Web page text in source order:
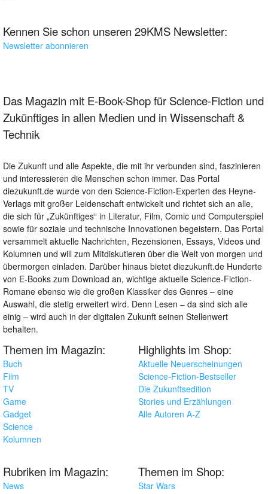
Kennen Sie schon unseren 29KMS Newsletter:
Newsletter abonnieren
Das Magazin mit E-Book-Shop für Science-Fiction und
Zukünftiges in allen Medien und in Wissenschaft &
Technik
Die Zukunft und alle Aspekte, die mit ihr verbunden sind, faszinieren
und interessieren die Menschen schon immer. Das Portal
diezukunft.de wurde von den Science-Fiction-Experten des Heyne-
Verlags mit großer Leidenschaft entwickelt und richtet sich an alle,
die sich für „Zukünftiges“ in Literatur, Film, Comic und Computerspiel
sowie für soziale und technische Innovationen begeistern. Das Portal
versammelt aktuelle Nachrichten, Rezensionen, Essays, Videos und
Kolumnen und will zum Mitdiskutieren über die Welt von morgen und
übermorgen einladen. Darüber hinaus bietet diezukunft.de Hunderte
von E-Books zum Download an, wichtige aktuelle Science-Fiction-
Romane ebenso wie die großen Klassiker des Genres – eine
Auswahl, die stetig erweitert wird. Denn Lesen – da sind sich alle
einig – wird auch in der digitalen Zukunft seinen Stellenwert
behalten.
Themen im Magazin:
Buch
Film
TV
Game
Gadget
Science
Kolumnen
Highlights im Shop:
Aktuelle Neuerscheinungen
Science-Fiction-Bestseller
Die Zukunftsedition
Stories und Erzählungen
Alle Autoren A-Z
Rubriken im Magazin:
News
Themen im Shop:
Star Wars